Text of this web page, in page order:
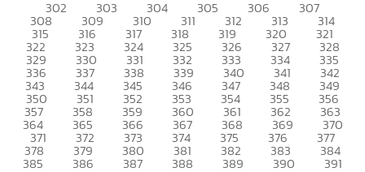
302 303 304 305 306 307
308 309 310 311 312 313 314
315 316 317 318 319 320 321
322 323 324 325 326 327 328
329 330 331 332 333 334 335
336 337 338 339 340 341 342
343 344 345 346 347 348 349
350 351 352 353 354 355 356
357 358 359 360 361 362 363
364 365 366 367 368 369 370
371 372 373 374 375 376 377
378 379 380 381 382 383 384
385 386 387 388 389 390 391